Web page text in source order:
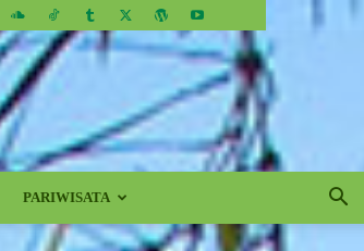
PARIWISATA